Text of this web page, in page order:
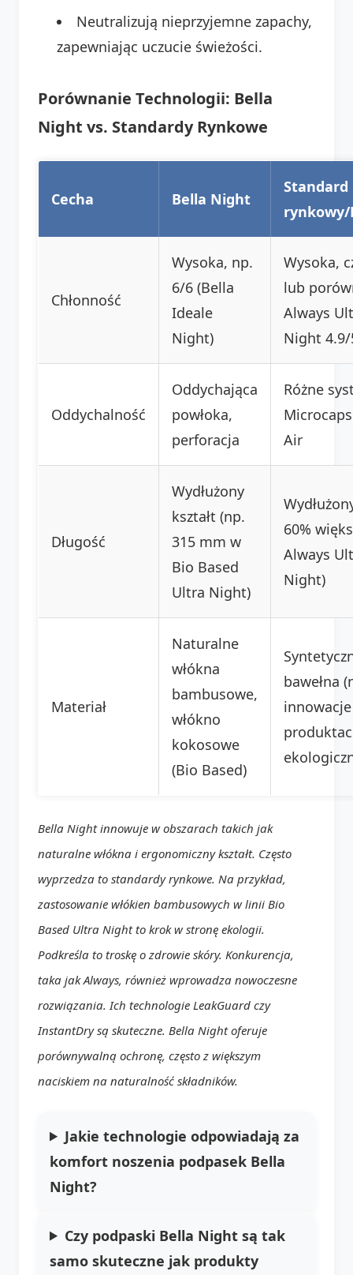
Neutralizują nieprzyjemne zapachy,
zapewniając uczucie świeżości.
Porównanie Technologii: Bella
Night vs. Standardy Rynkowe
Cecha Bella Night
Standard
Chłonność
Wysoka, np.
6/6 (Bella
Ideale
Night)
Wysoka,
lub
Always
Night 4.9/
Oddychalność
Oddychająca
powłoka,
perforacja
Różne
Air
Długość
Wydłużony
kształt (np.
315 mm w
Bio Based
Ultra Night)
60%
Always
Night)
Materiał
Naturalne
włókna
bambusowe,
włókno
kokosowe
(Bio Based)
bawełna
Bella Night innowuje w obszarach takich jak
naturalne włókna i ergonomiczny kształt. Często
wyprzedza to standardy rynkowe. Na przykład,
zastosowanie włókien bambusowych w linii Bio
Based Ultra Night to krok w stronę ekologii.
Podkreśla to troskę o zdrowie skóry. Konkurencja,
taka jak Always, również wprowadza nowoczesne
rozwiązania. Ich technologie LeakGuard czy
InstantDry są skuteczne. Bella Night oferuje
porównywalną ochronę, często z większym
naciskiem na naturalność składników.
Jakie technologie odpowiadają za
komfort noszenia podpasek Bella
Night?
Czy podpaski Bella Night są tak
samo skuteczne jak produkty